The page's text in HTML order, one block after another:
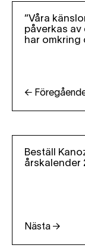
”Våra
påverkas av
har omkring
←
Beställ
årskalender
Nästa →